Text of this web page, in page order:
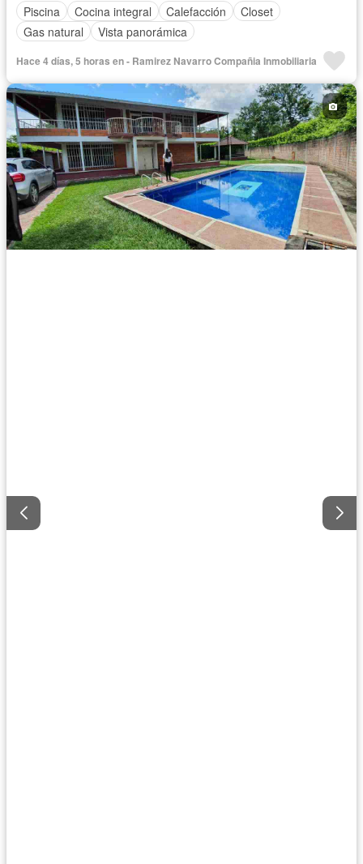
Piscina
Cocina integral Calefacción
Closet
Gas natural
Vista panorámica
Hace 4 días, 5 horas en - Ramirez Navarro Compañia Inmobiliaria